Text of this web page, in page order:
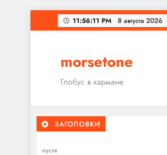
Перейти
к
11:56:12 PM 8 августа 2026
morsetone
Глобус в кармане
ЗАГОЛОВКИ